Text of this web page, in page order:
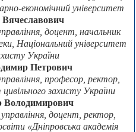
економічний університет
Вячеславович
доцент, начальник
Національний університет
України
Петрович
професор, ректор,
захисту України
Володимирович
доцент, ректор,
«Дніпровська академія